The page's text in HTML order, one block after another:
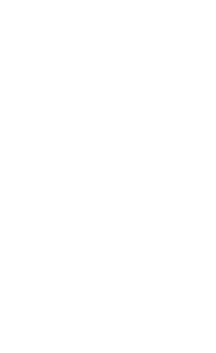
worshipping them.”